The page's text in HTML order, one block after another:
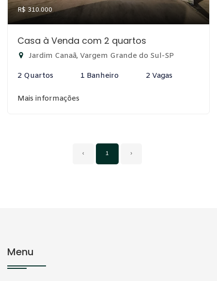
R$ 310.000
Casa à Venda com 2 quartos
Jardim Canaã, Vargem Grande do Sul-SP
2 Quartos 1 Banheiro 2 Vagas
Mais informações
‹ 1 ›
Menu